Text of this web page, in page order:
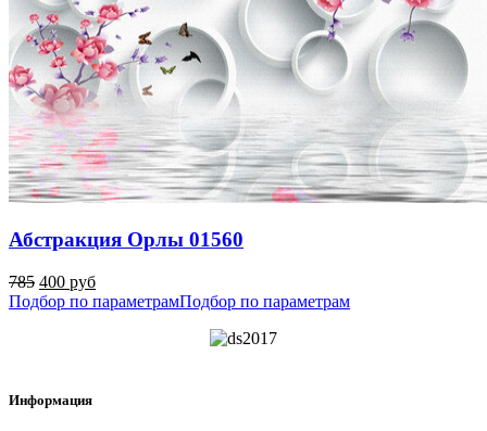
Абстракция Орлы 01560
785 400 руб
Подбор по параметрамПодбор по параметрам
Информация